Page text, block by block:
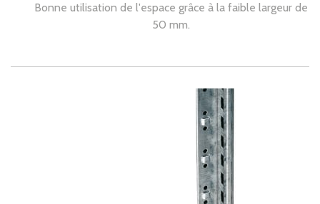
Bonne utilisation de l'espace grâce à la faible largeur de
50 mm.